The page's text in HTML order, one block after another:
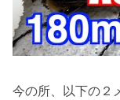
今の所、以下の２